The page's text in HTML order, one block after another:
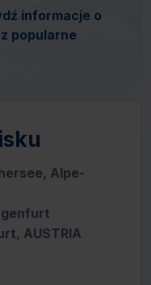
informacje o
popularne
Alpe-
AUSTRIA